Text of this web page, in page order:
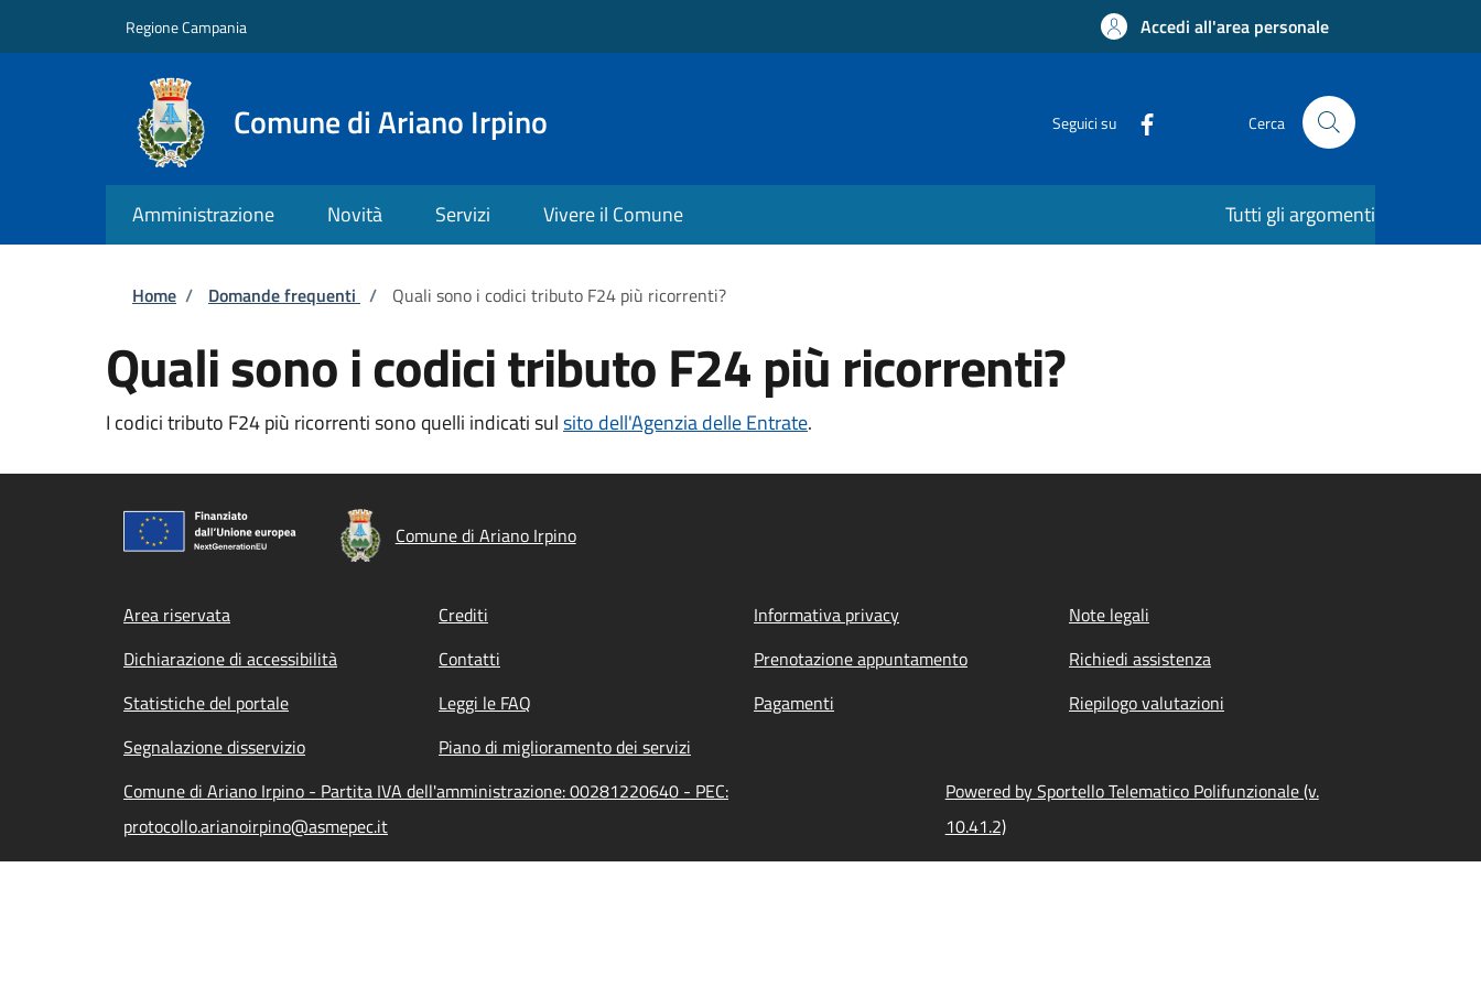
Regione Campania Accedi all'area personale
Comune di Ariano Irpino Seguici su Cerca
Amministrazione Novità Servizi Vivere il Comune Tutti gli argomenti
Briciole di pane
Home / Domande frequenti / Quali sono i codici tributo F24 più ricorrenti?
Quali sono i codici tributo F24 più ricorrenti?
I codici tributo F24 più ricorrenti sono quelli indicati sulsito dell'Agenzia delle Entrate.
Comune di Ariano Irpino
Footer menu
Area riservata Crediti Informativa privacy
Note legali
Dichiarazione di accessibilità
Contatti Prenotazione appuntamento
Richiedi assistenza
Statistiche del portale
Leggi le FAQ Pagamenti
Riepilogo valutazioni
Segnalazione disservizio
Piano di miglioramento dei servizi
Comune di Ariano Irpino - Partita IVA dell'amministrazione: 00281220640 - PEC:
protocollo.arianoirpino@asmepec.it
Powered by Sportello Telematico Polifunzionale (v.
10.41.2)